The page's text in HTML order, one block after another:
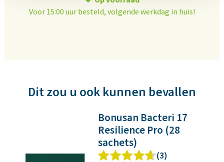
Voor 15:00 uur besteld, volgende werkdag in huis!
Dit zou u ook kunnen bevallen
Bonusan Bacteri 17
Resilience Pro (28
sachets)
(3)